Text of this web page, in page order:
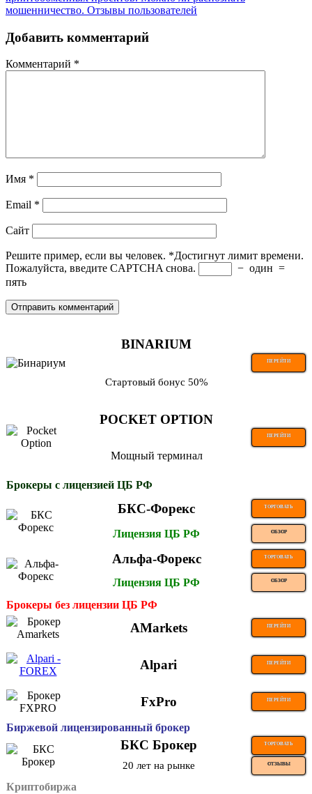
мошенничество. Отзывы пользователей
Добавить комментарий
Комментарий *
Имя *
Email *
Сайт
Решите пример, если вы человек. *Достигнут лимит времени.
Пожалуйста, введите CAPTCHA снова.
− один =
пять
BINARIUM
ПЕРЕЙТИ
Стартовый бонус 50%
POCKET OPTION
ПЕРЕЙТИ
Мощный терминал
Брокеры с лицензией ЦБ РФ
БКС-Форекс ТОРГОВАТЬ
Лицензия ЦБ РФ ОБЗОР
Альфа-Форекс ТОРГОВАТЬ
Лицензия ЦБ РФ ОБЗОР
Брокеры без лицензии ЦБ РФ
AMarkets ПЕРЕЙТИ
Alpari ПЕРЕЙТИ
FxPro ПЕРЕЙТИ
Биржевой лицензированный брокер
БКС Брокер ТОРГОВАТЬ
20 лет на рынке ОТЗЫВЫ
Криптобиржа